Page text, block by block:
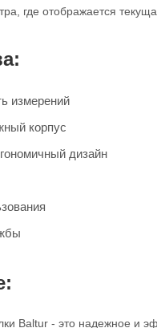
где отображается
измерений
корпус
дизайн
Baltur - это надежное и